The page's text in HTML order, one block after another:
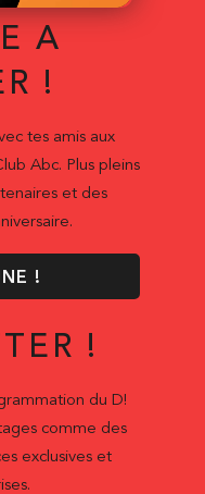
A
!
tes amis aux
Abc. Plus pleins
et des
!
!
du D!
comme des
exclusives et